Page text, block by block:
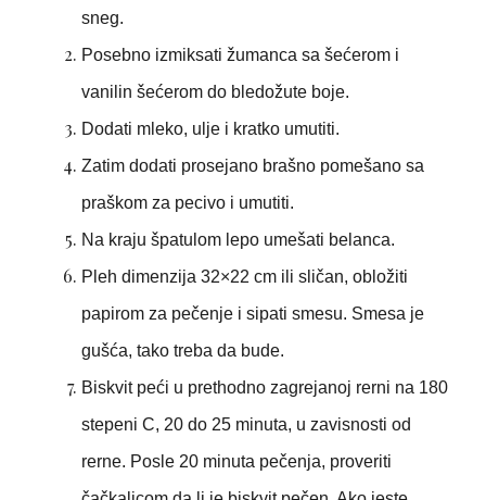
sneg.
Posebno izmiksati žumanca sa šećerom i
vanilin šećerom do bledožute boje.
Dodati mleko, ulje i kratko umutiti.
Zatim dodati prosejano brašno pomešano sa
praškom za pecivo i umutiti.
Na kraju špatulom lepo umešati belanca.
Pleh dimenzija 32×22 cm ili sličan, obložiti
papirom za pečenje i sipati smesu. Smesa je
gušća, tako treba da bude.
Biskvit peći u prethodno zagrejanoj rerni na 180
stepeni C, 20 do 25 minuta, u zavisnosti od
rerne. Posle 20 minuta pečenja, proveriti